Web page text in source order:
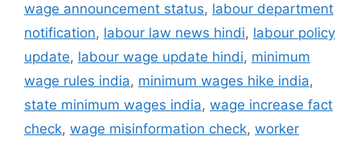
wage announcement status, labour department
notification, labour law news hindi, labour policy
update, labour wage update hindi, minimum
wage rules india, minimum wages hike india,
state minimum wages india, wage increase fact
check, wage misinformation check, worker